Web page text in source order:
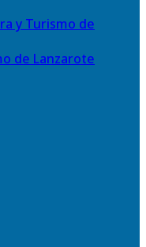
de Lanzarote